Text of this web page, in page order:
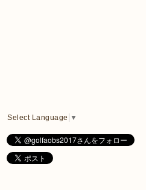
Select Language ▼